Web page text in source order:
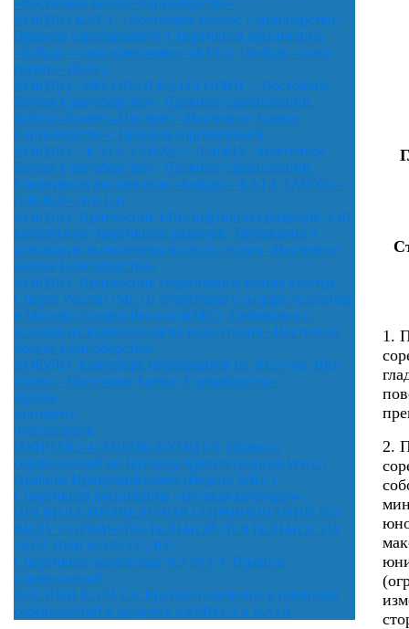
«Восточное Боевое Единоборство».
КОБУДО КАТА. «Восточное Боевое Единоборство».
Правила соревнований. Спортивная дисциплина
«Кобудо – ката одиночные» (ККО), «Кобудо – ката
группа» (ККГ)
КОБУДО - ВЕСОВАЯ КАТЕГОРИЯ . «Восточное
Боевое Единоборство». Правила соревнований.
Кобудо–Кумитэ–Предмет. «Восточное Боевое
Единоборство». Правила соревнований.
КОБУДО – КАТА ТАЙХО – ДЗЮЦУ. «Восточное
Боевое Единоборство». Правила соревнований.
Спортивная дисциплина «Кобудо – КАТА ТАЙХО –
ДЗЮЦУ» (ККТД)
КОБУДО. Присвоение I-III спортивных разрядов, I-III
юношеских спортивных разрядов. Требования и
условия их выполнения по виду спорта «Восточное
Боевое Единоборство»
КОБУДО. Присвоение спортивного звания Мастер
Спорта России (МС) и спортивного разряда Кандидат
в Мастера Спорта России (КМС). Требования и
условия их выполнения по виду спорта «Восточное
Боевое Единоборство»
КОБУДО. Календарь мероприятий на 2022 год. Вид
спорта «Восточное Боевое Единоборство»
Задачи
Контакты
Фотогалерея
НУНЧАКУ-САНБОН-КУМИТЭ. Правила
соревнований по Нунчаку Кумитэ (Версия WKC)
Правила Иригуми-Кумитэ (Версия WKC)
Спортивная дисциплина «Весовая категория».
ПРАВИЛА ПРОВЕДЕНИЯ СОРЕВНОВАНИЙ ПО
ВИДУ СОРЕВНОВАТЕЛЬНОЙ ДЕЯТЕЛЬНОСТИ
«КОСИКИ КАРАТЕ-ДО»
Спортивное контактное КАРАТЭ. Правила
соревнований.
КОСИКИ КАРАТЭ. Краткое пояснение к правилам
соревнований в разделах КУМИТЭ и КАТА
1.
2.